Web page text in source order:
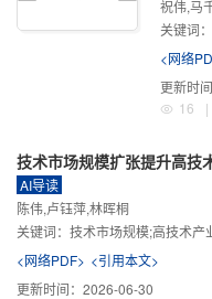
祝伟,马
关键词：
<网络
更新时间
16
|
技术市场规模扩张提升高技
AI导读
陈伟,卢钰萍,林晖桐
关键词： 技术市场规模;高技术产
<网络PDF> <引用本文>
更新时间： 2026-06-30